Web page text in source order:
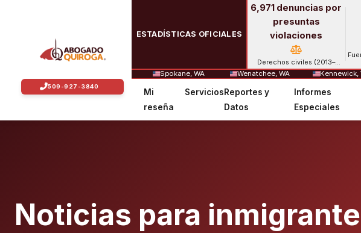
ESTADÍSTICAS OFICIALES
6,971 denuncias por
presuntas
violaciones
Derechos civiles (2013–
2024).
Spokane, WA Wenatchee, WA Kennewick,
Mi
reseña
ServiciosReportes y
Datos
Informes
Especiales
Noticias para